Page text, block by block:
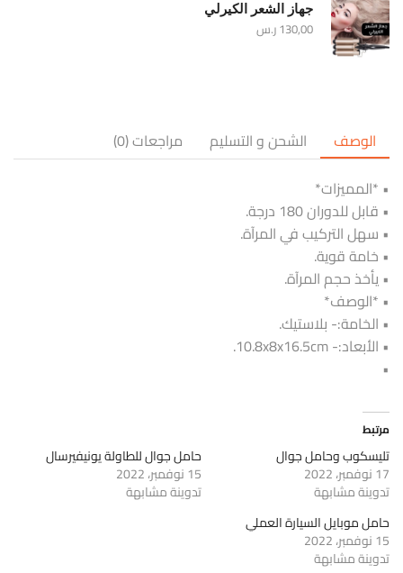
جهاز الشعر الكيرلي
130,00ر.س
الوصف الشحن و التسليم
مراجعات (0)
• *المميزات*
• قابل للدوران 180 درجة.
• سهل التركيب في المرآة.
• خامة قوية.
• يأخذ حجم المرآة.
• *الوصف*
• الخامة:- بلاستيك.
• الأبعاد:- 10.8x8x16.5cm.
•
مرتبط
تليسكوب وحامل جوال
17 نوفمبر، 2022
تدوينة مشابهة
حامل جوال للطاولة يونيفيرسال
15 نوفمبر، 2022
تدوينة مشابهة
حامل موبايل السيارة العملي
15 نوفمبر، 2022
تدوينة مشابهة